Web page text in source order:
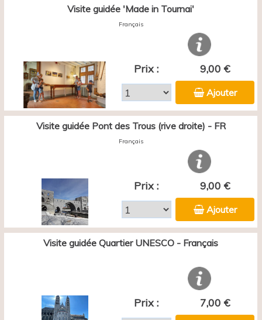
Visite guidée 'Made in Tournai'
Français
Prix : 9,00 €
Ajouter
Visite guidée Pont des Trous (rive droite) - FR
Français
Prix : 9,00 €
Ajouter
Visite guidée Quartier UNESCO - Français
Prix : 7,00 €